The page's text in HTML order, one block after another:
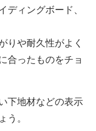
ディングボード、
りや耐久性がよく
合ったものをチョ
下地材などの表示
う。